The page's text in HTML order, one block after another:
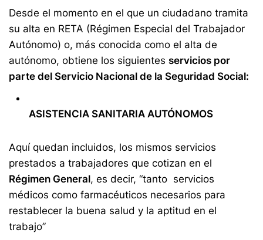
Desde el momento en el que un ciudadano tramita
su alta en RETA (Régimen Especial del Trabajador
Autónomo) o, más conocida como el alta de
autónomo, obtiene los siguientes servicios por
parte del Servicio Nacional de la Seguridad Social:
ASISTENCIA SANITARIA AUTÓNOMOS
Aquí quedan incluidos, los mismos servicios
prestados a trabajadores que cotizan en el
Régimen General, es decir, “tanto servicios
médicos como farmacéuticos necesarios para
restablecer la buena salud y la aptitud en el
trabajo”